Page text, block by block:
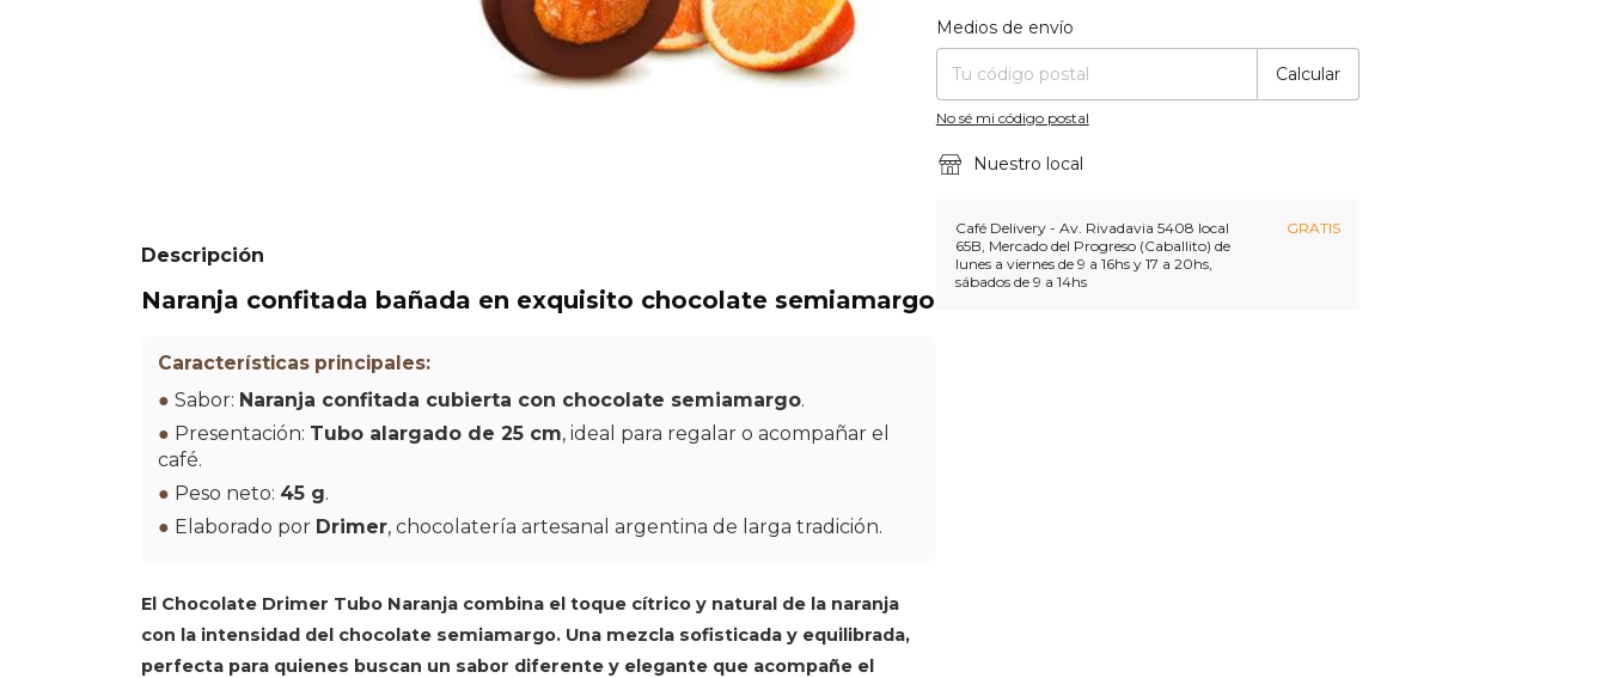
Entregas para el CP:
Medios de envío
Calcular
No sé mi código postal
Nuestro local
Café Delivery - Av. Rivadavia 5408 local
65B, Mercado del Progreso (Caballito) de
lunes a viernes de 9 a 16hs y 17 a 20hs,
sábados de 9 a 14hs
GRATIS
Descripción
Naranja confitada bañada en exquisito chocolate semiamargo
Características principales:
● Sabor: Naranja confitada cubierta con chocolate semiamargo.
● Presentación: Tubo alargado de 25 cm, ideal para regalar o acompañar el
café.
● Peso neto: 45 g.
● Elaborado por Drimer, chocolatería artesanal argentina de larga tradición.
El Chocolate Drimer Tubo Naranja combina el toque cítrico y natural de la naranja
con la intensidad del chocolate semiamargo. Una mezcla sofisticada y equilibrada,
perfecta para quienes buscan un sabor diferente y elegante que acompañe el